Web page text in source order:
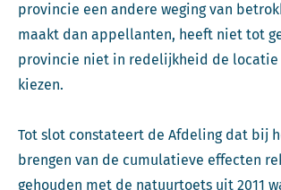
provincie een andere weging van
maakt dan appellanten, heeft niet tot
provincie niet in redelijkheid de locatie
kiezen.
Tot slot constateert de Afdeling dat bij
brengen van de cumulatieve effecten
gehouden met de natuurtoets uit 2011